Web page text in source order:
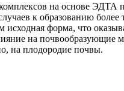
на основе ЭДТА
к образованию более
исходная форма, что
на почвообразующие
на плодородие почвы.